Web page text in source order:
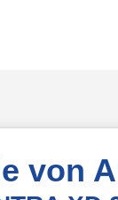
von